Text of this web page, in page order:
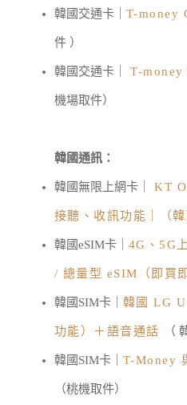
韓國交通卡｜ T-money
件 ）
韓國交通卡｜ T-money
機場取件）
韓國通訊：
韓國無限上網卡｜ KT
接聽、收訊功能｜（韓
韓國eSIM卡｜ 4G、5G
/ 總量型 eSIM（即買
韓國SIM卡｜ 韓國 LG
功能）＋語音通話 （
韓國SIM卡｜ T-Money
（桃機取件）